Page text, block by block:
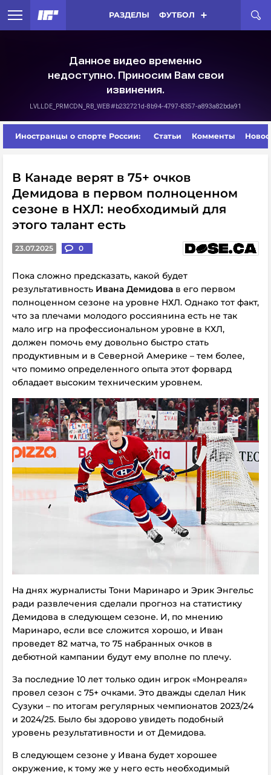
РАЗДЕЛЫ ФУТБОЛ
Иностранцы о спорте России: Статьи Комменты
В Канаде верят в 75+ очков
Демидова в первом полноценном
сезоне в НХЛ: необходимый для
этого талант есть
23.07.2025 0
Пока сложно предсказать, какой будет
результативность Ивана Демидова в его первом
полноценном сезоне на уровне НХЛ. Однако тот факт,
что за плечами молодого россиянина есть не так
мало игр на профессиональном уровне в КХЛ,
должен помочь ему довольно быстро стать
продуктивным и в Северной Америке – тем более,
что помимо определенного опыта этот форвард
обладает высоким техническим уровнем.
На днях журналисты Тони Маринаро и Эрик Энгельс
ради развлечения сделали прогноз на статистику
Демидова в следующем сезоне. И, по мнению
Маринаро, если все сложится хорошо, и Иван
проведет 82 матча, то 75 набранных очков в
дебютной кампании будут ему вполне по плечу.
За последние 10 лет только один игрок «Монреаля»
провел сезон с 75+ очками. Это дважды сделал Ник
Сузуки – по итогам регулярных чемпионатов 2023/24
и 2024/25. Было бы здорово увидеть подобный
уровень результативности и от Демидова.
В следующем сезоне у Ивана будет хорошее
окружение, к тому же у него есть необходимый